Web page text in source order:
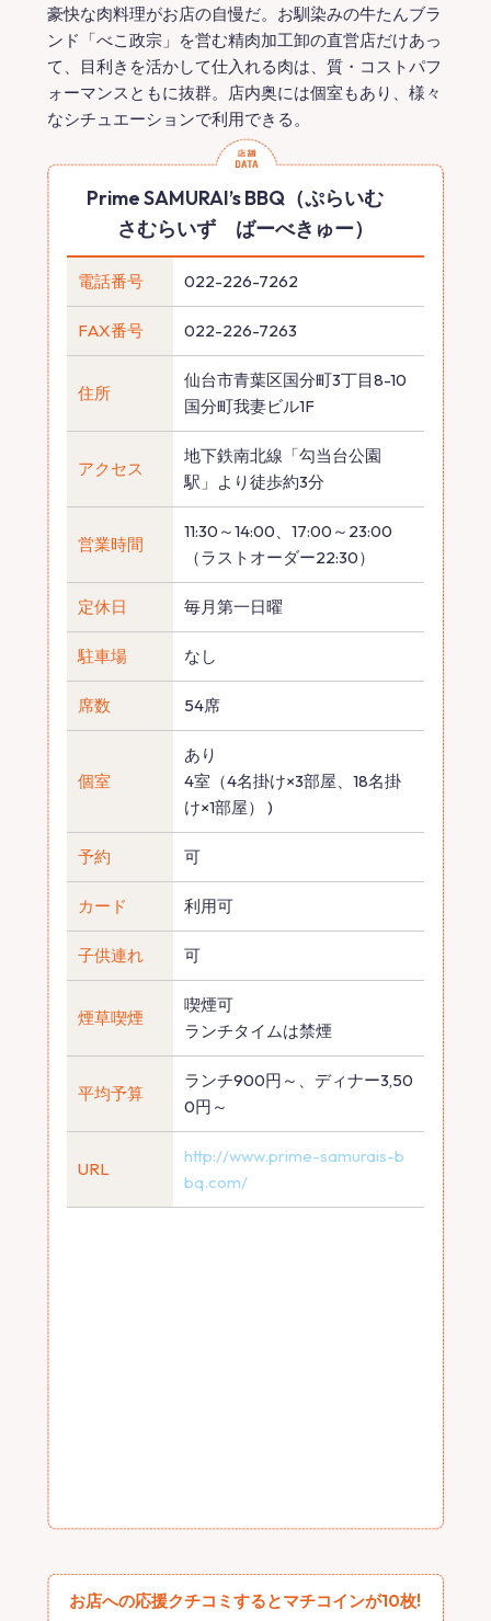
豪快な肉料理がお店の自慢だ。お馴染みの牛たんブラ
ンド「べこ政宗」を営む精肉加工卸の直営店だけあっ
て、目利きを活かして仕入れる肉は、質・コストパフ
ォーマンスともに抜群。店内奥には個室もあり、様々
なシチュエーションで利用できる。
Prime SAMURAI’s BBQ（ぷらいむ
さむらいず ばーべきゅー）
電話番号 022-226-7262
FAX番号 022-226-7263
住所
仙台市青葉区国分町3丁目8-10
国分町我妻ビル1F
アクセス
地下鉄南北線「勾当台公園
駅」より徒歩約3分
営業時間
11:30～14:00、17:00～23:00
（ラストオーダー22:30）
定休日 毎月第一日曜
駐車場 なし
席数 54席
個室
あり
4室（4名掛け×3部屋、18名掛
け×1部屋） )
予約 可
カード 利用可
子供連れ 可
煙草喫煙
喫煙可
ランチタイムは禁煙
平均予算
ランチ900円～、ディナー3,50
0円～
URL
http://www.prime-samurais-b
bq.com/
お店への応援クチコミするとマチコインが10枚!